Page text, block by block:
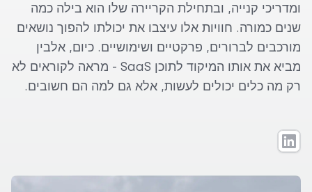
ומדריכי קנייה, ובתחילת הקריירה שלו הוא בילה כמה
שנים כמורה. חוויות אלו עיצבו את יכולתו להפוך נושאים
מורכבים לברורים, פרקטיים ושימושיים. כיום, אלבין
מביא את אותו המיקוד לתוכן SaaS - מראה לקוראים לא
רק מה כלים יכולים לעשות, אלא גם למה הם חשובים.